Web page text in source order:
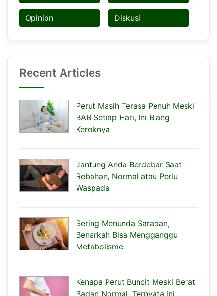
Opinion Diskusi
Recent Articles
Perut Masih Terasa Penuh Meski
BAB Setiap Hari, Ini Biang
Keroknya
Jantung Anda Berdebar Saat
Rebahan, Normal atau Perlu
Waspada
Sering Menunda Sarapan,
Benarkah Bisa Mengganggu
Metabolisme
Kenapa Perut Buncit Meski Berat
Badan Normal, Ternyata Ini